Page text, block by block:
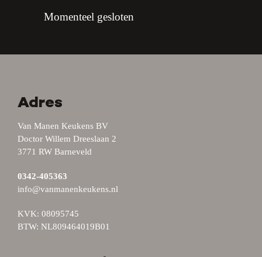
Momenteel gesloten
Adres
Van Manen Keukens BV
Doctor Willem Dreeslaan 2
3771 RW Barneveld
0342-405363
info@vanmanenkeukens.nl
KVK: 08095745
BTW: NL809464019B01